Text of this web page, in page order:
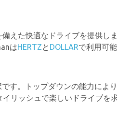
えた快適なドライブを提供しま
はHERTZと DOLLARで利用可能
す。トップダウンの能力により
リッシュで楽しいドライブを